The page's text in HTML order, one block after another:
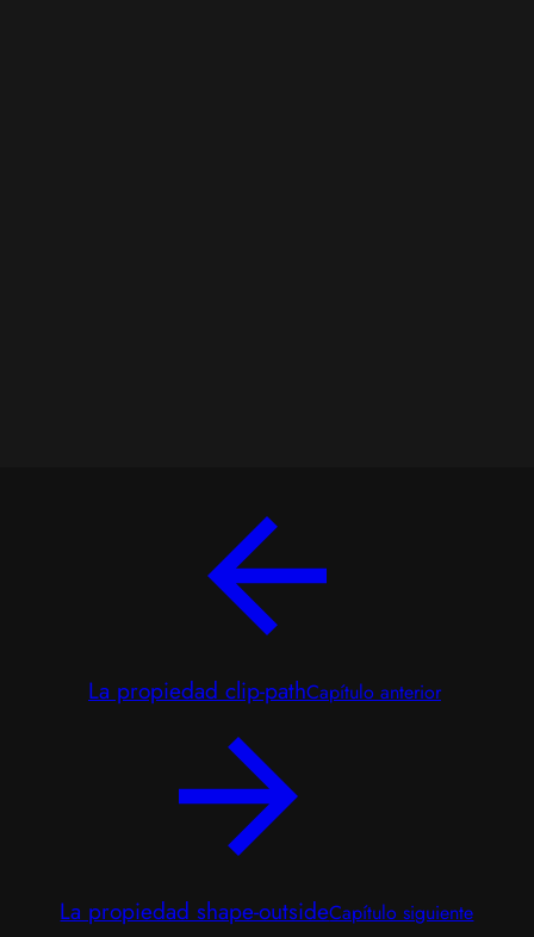
La propiedad clip-pathCapítulo anterior
La propiedad shape-outsideCapítulo siguiente